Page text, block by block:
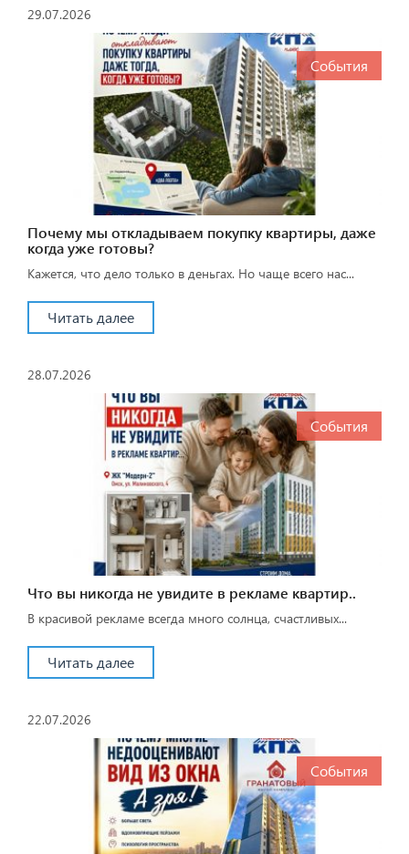
29.07.2026
События
Почему мы откладываем покупку квартиры, даже
когда уже готовы?
Кажется, что дело только в деньгах. Но чаще всего нас...
Читать далее
28.07.2026
События
Что вы никогда не увидите в рекламе квартир..
В красивой рекламе всегда много солнца, счастливых...
Читать далее
22.07.2026
События